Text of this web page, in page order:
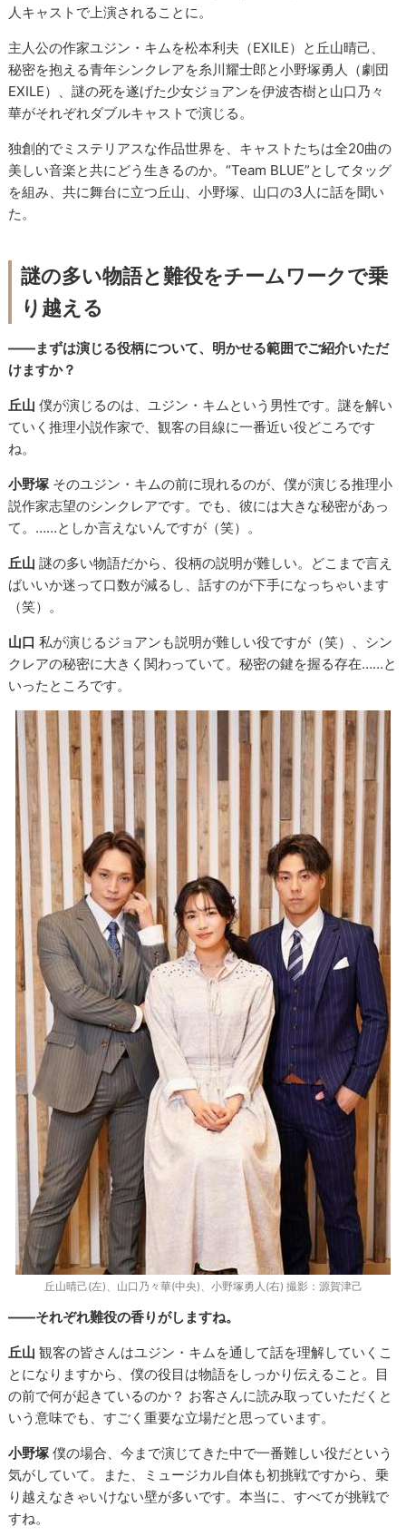
人キャストで上演されることに。
主人公の作家ユジン・キムを松本利夫（EXILE）と丘山晴己、
秘密を抱える青年シンクレアを糸川耀士郎と小野塚勇人（劇団
EXILE）、謎の死を遂げた少女ジョアンを伊波杏樹と山口乃々
華がそれぞれダブルキャストで演じる。
独創的でミステリアスな作品世界を、キャストたちは全20曲の
美しい音楽と共にどう生きるのか。“Team BLUE”としてタッグ
を組み、共に舞台に立つ丘山、小野塚、山口の3人に話を聞い
た。
謎の多い物語と難役をチームワークで乗
り越える
――まずは演じる役柄について、明かせる範囲でご紹介いただ
けますか？
丘山 僕が演じるのは、ユジン・キムという男性です。謎を解い
ていく推理小説作家で、観客の目線に一番近い役どころです
ね。
小野塚 そのユジン・キムの前に現れるのが、僕が演じる推理小
説作家志望のシンクレアです。でも、彼には大きな秘密があっ
て。……としか言えないんですが（笑）。
丘山 謎の多い物語だから、役柄の説明が難しい。どこまで言え
ばいいか迷って口数が減るし、話すのが下手になっちゃいます
（笑）。
山口 私が演じるジョアンも説明が難しい役ですが（笑）、シン
クレアの秘密に大きく関わっていて。秘密の鍵を握る存在……と
いったところです。
丘山晴己(左)、山口乃々華(中央)、小野塚勇人(右) 撮影：源賀津己
――それぞれ難役の香りがしますね。
丘山 観客の皆さんはユジン・キムを通して話を理解していくこ
とになりますから、僕の役目は物語をしっかり伝えること。目
の前で何が起きているのか？ お客さんに読み取っていただくと
いう意味でも、すごく重要な立場だと思っています。
小野塚 僕の場合、今まで演じてきた中で一番難しい役だという
気がしていて。また、ミュージカル自体も初挑戦ですから、乗
り越えなきゃいけない壁が多いです。本当に、すべてが挑戦で
すね。